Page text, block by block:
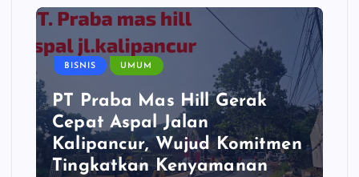
BISNIS UMUM
PT Praba Mas Hill Gerak
Cepat Aspal Jalan
Kalipancur, Wujud Komitmen
Tingkatkan Kenyamanan